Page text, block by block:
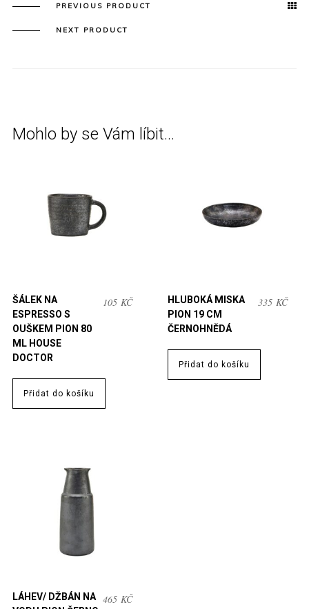
PREVIOUS PRODUCT
NEXT PRODUCT
Mohlo by se Vám líbit…
ŠÁLEK NA
ESPRESSO S
OUŠKEM PION 80
ML HOUSE
DOCTOR
105KČ
Přidat do košíku
HLUBOKÁ MISKA
PION 19 CM
ČERNOHNĚDÁ
335 KČ
Přidat do košíku
LÁHEV/ DŽBÁN NA
465KČ